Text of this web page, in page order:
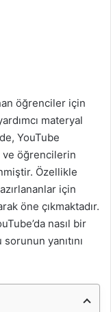
öğrenciler için
materyal
YouTube
öğrencilerin
Özellikle
için
öne çıkmaktadır.
nasıl bir
yanıtını